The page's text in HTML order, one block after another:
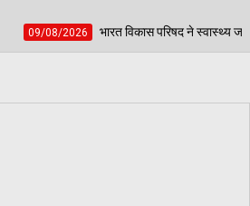
परिषद ने स्वास्थ्य जांच के साथ पर्यावरण संरक्षण का